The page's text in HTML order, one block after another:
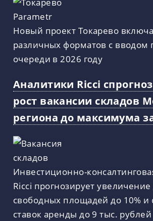
Новый проект Токарево
различных форматов с вводом
очереди в 2026 году
Аналитики Ricci
рост вакансии складов
региона до максимума
Инвестиционно-
Ricci прогнозирует
свободных площадей до 10% и
ставок аренды до 9 тыс.